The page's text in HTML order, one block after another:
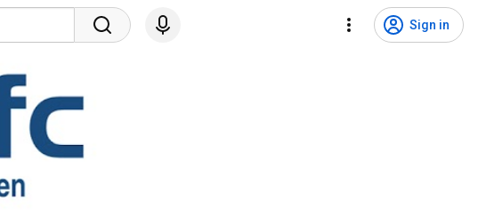
Sign in